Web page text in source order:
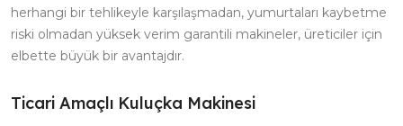
herhangi bir tehlikeyle karşılaşmadan, yumurtaları kaybetme
riski olmadan yüksek verim garantili makineler, üreticiler için
elbette büyük bir avantajdır.
Ticari Amaçlı Kuluçka Makinesi